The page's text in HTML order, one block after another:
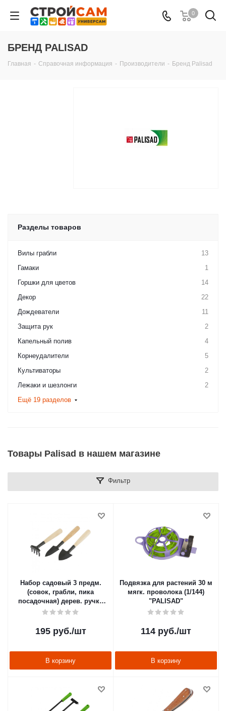
0
БРЕНД PALISAD
Главная - Справочная информация - Производители - Бренд Palisad
Разделы товаров
Вилы грабли
13
Гамаки
1
Горшки для цветов
14
Декор
22
Дождеватели
11
Защита рук
2
Капельный полив
4
Корнеудалители
5
Культиваторы
2
Лежаки и шезлонги
2
Ещё 19 разделов
Товары Palisad в нашем магазине
Фильтр
Набор садовый 3 предм.
(совок, грабли, пика
посадочная) дерев. ручки
(1/300) "PALISAD"
195руб./шт
В корзину
Подвязка для растений 30 м
мягк. проволока (1/144)
"PALISAD"
114 руб./шт
В корзину